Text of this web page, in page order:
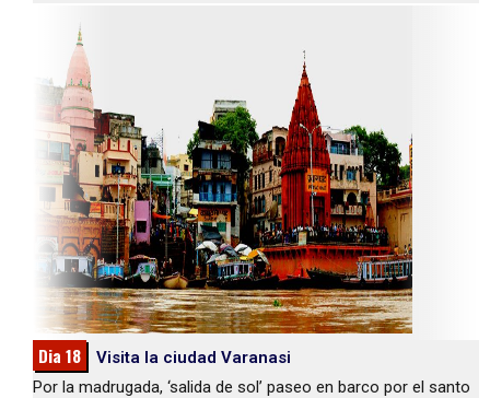
Dia 18
Visita la ciudad Varanasi
Por la madrugada, ‘salida de sol’ paseo en barco por el santo